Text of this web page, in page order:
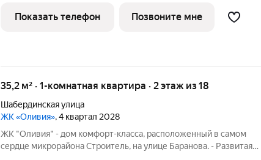
Матрица, остановки общественного транспорта, поликлиники для
взрослых и
Показать телефон Позвоните мне
35,2 м² · 1-комнатная квартира · 2 этаж из 18
Шабердинская улица
ЖК «Оливия», 4 квартал 2028
ЖК "Оливия" - дом комфорт-класса, расположенный в самом
сердце микрорайона Строитель, на улице Баранова. - Развитая